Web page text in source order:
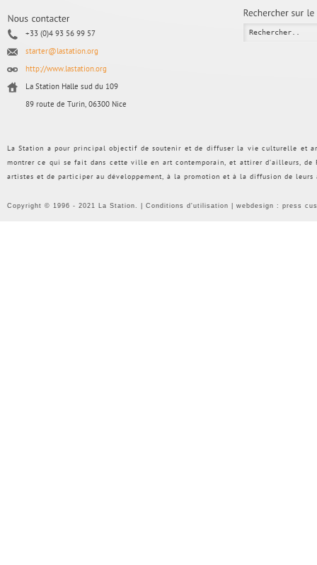
+33 (0)4 93 56 99 57
starter@lastation.org
http://www.lastation.org
La Station Halle sud du 109
89 route de Turin, 06300 Nice
La Station a pour principal objectif de soutenir et de diffuser la vie culturelle et
montrer ce qui se fait dans cette ville en art contemporain, et attirer d’ailleurs, de
artistes et de participer au développement, à la promotion et à la diffusion de
Copyright © 1996 - 2021 La Station. | Conditions d'utilisation | webdesign : press